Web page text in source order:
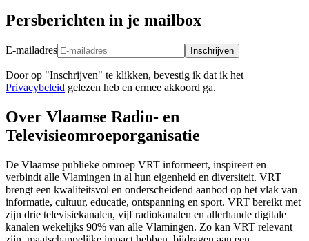
Persberichten in je mailbox
E-mailadres Inschrijven
Door op "Inschrijven" te klikken, bevestig ik dat ik het
Privacybeleid gelezen heb en ermee akkoord ga.
Over Vlaamse Radio- en
Televisieomroeporganisatie
De Vlaamse publieke omroep VRT informeert, inspireert en
verbindt alle Vlamingen in al hun eigenheid en diversiteit. VRT
brengt een kwaliteitsvol en onderscheidend aanbod op het vlak van
informatie, cultuur, educatie, ontspanning en sport. VRT bereikt met
zijn drie televisiekanalen, vijf radiokanalen en allerhande digitale
kanalen wekelijks 90% van alle Vlamingen. Zo kan VRT relevant